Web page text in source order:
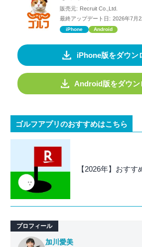
販売元: Recruit Co.,Ltd.
最終アップデート日: 2026年7月
iPhone Android
iPhone版をダウン
Android版をダウン
ゴルフアプリのおすすめはこちら
【2026年】おす
プロフィール
加川愛美